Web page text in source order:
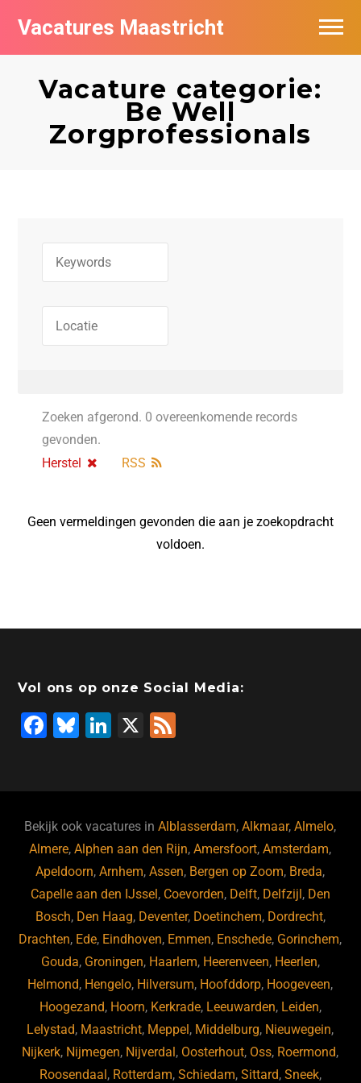
Vacatures Maastricht
Vacature categorie:
Be Well
Zorgprofessionals
Zoeken afgerond. 0 overeenkomende records
gevonden.
Herstel
RSS
Geen vermeldingen gevonden die aan je zoekopdracht
voldoen.
Vol ons op onze Social Media:
F
b
o
o
k
Bl
ky
Li
dI
n
X
Bekijk ook vacatures inAlblasserdam,Alkmaar,Almelo,
Almere,Alphen aan den Rijn,Amersfoort,Amsterdam,
Apeldoorn,Arnhem,Assen, Bergen op Zoom, Breda,
Capelle aan den IJssel , Coevorden, Delft, Delfzijl , Den
Bosch, Den Haag, Deventer, Doetinchem, Dordrecht,
Drachten, Ede, Eindhoven, Emmen, Enschede, Gorinchem,
Gouda, Groningen, Haarlem, Heerenveen, Heerlen,
Helmond, Hengelo, Hilversum, Hoofddorp, Hoogeveen,
Hoogezand, Hoorn, Kerkrade, Leeuwarden, Leiden,
Lelystad, Maastricht, Meppel , Middelburg, Nieuwegein,
Nijkerk, Nijmegen, Nijverdal , Oosterhout, Oss, Roermond,
Roosendaal , Rotterdam, Schiedam, Sittard, Sneek,
Vacatures per bedrijf in Maastricht
De populairste vacatures in Maastricht